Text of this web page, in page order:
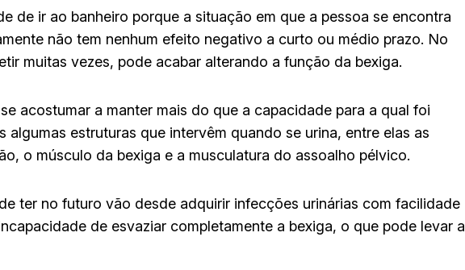
de ir ao banheiro porque a situação em que a pessoa se encontra
não tem nenhum efeito negativo a curto ou médio prazo. No
muitas vezes, pode acabar alterando a função da bexiga.
acostumar a manter mais do que a capacidade para a qual foi
algumas estruturas que intervêm quando se urina, entre elas as
o músculo da bexiga e a musculatura do assoalho pélvico.
ter no futuro vão desde adquirir infecções urinárias com facilidade
de esvaziar completamente a bexiga, o que pode levar a